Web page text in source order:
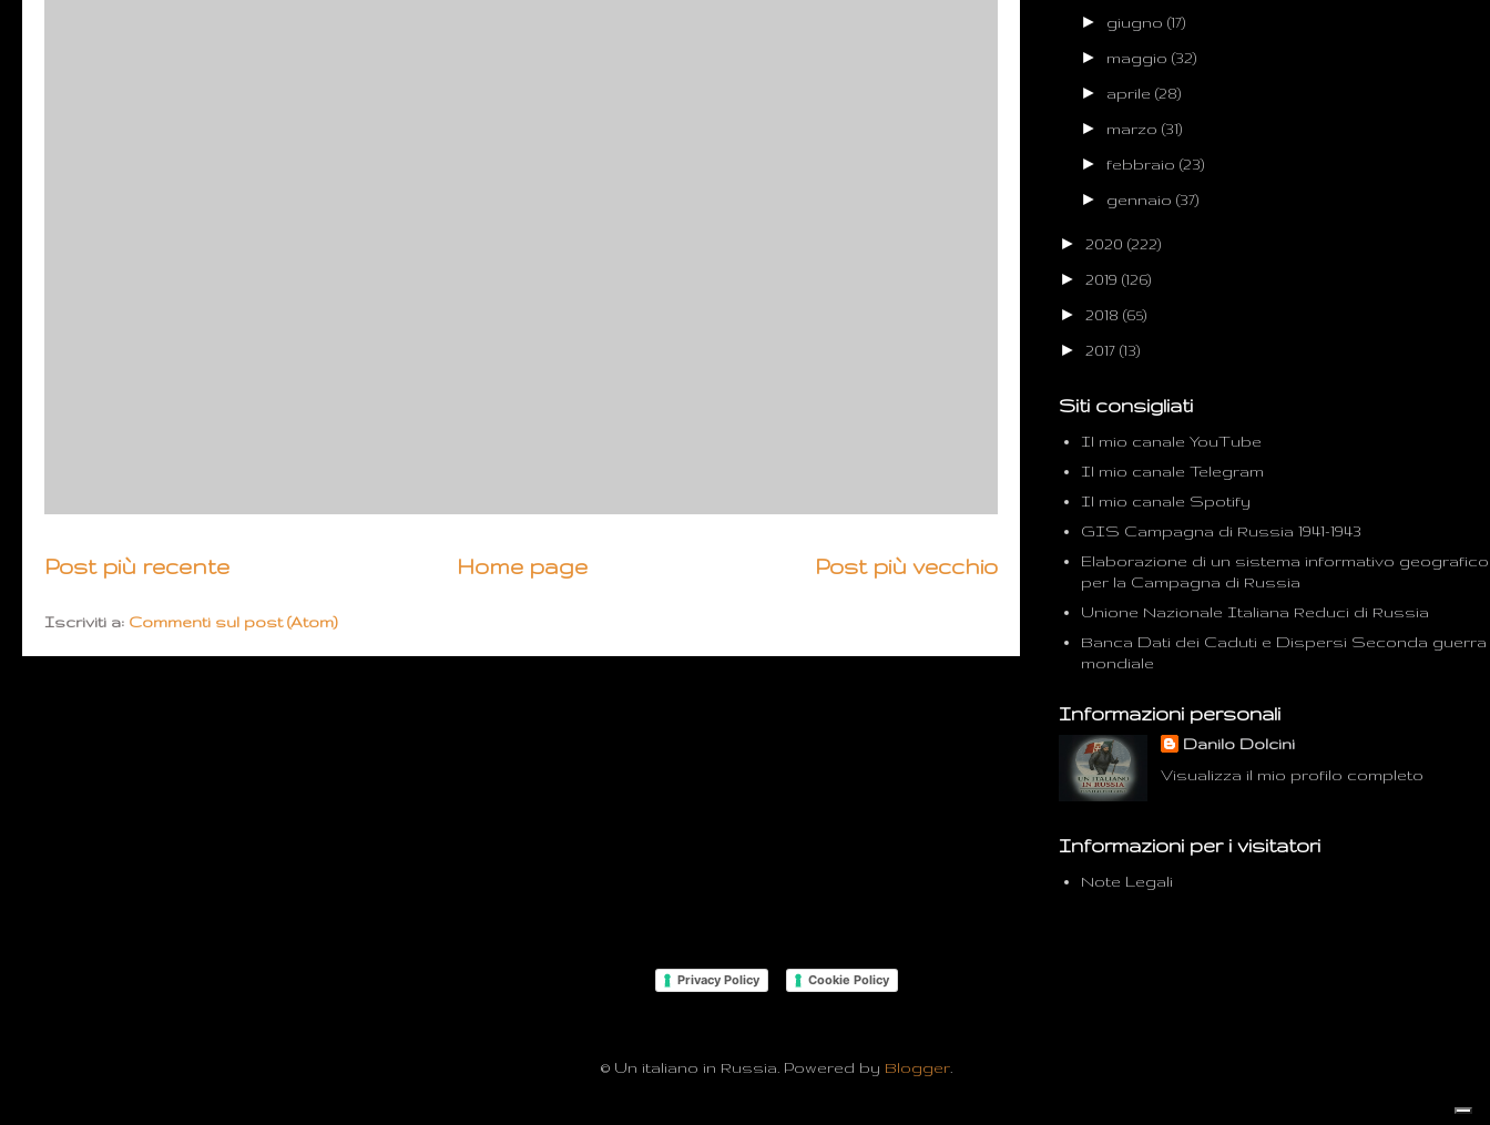
Post più recente Post più vecchio
Home page
Iscriviti a: Commenti sul post (Atom)
► giugno(17)
► maggio(32)
► aprile(28)
► marzo(31)
►febbraio(23)
► gennaio(37)
► 2020 (222)
► 2019 (126)
► 2018 (65)
► 2017 (13)
Siti consigliati
Il mio canale YouTube
Il mio canale Telegram
Il mio canale Spotify
GIS Campagna di Russia 1941-1943
Elaborazione di un sistema informativo geografico
per la Campagna di Russia
Unione Nazionale Italiana Reduci di Russia
Banca Dati dei Caduti e Dispersi Seconda guerra
mondiale
Informazioni personali
Danilo Dolcini
Visualizza il mio profilo completo
Informazioni per i visitatori
Note Legali
Privacy Policy Cookie Policy
© Un italiano in Russia. Powered by Blogger.